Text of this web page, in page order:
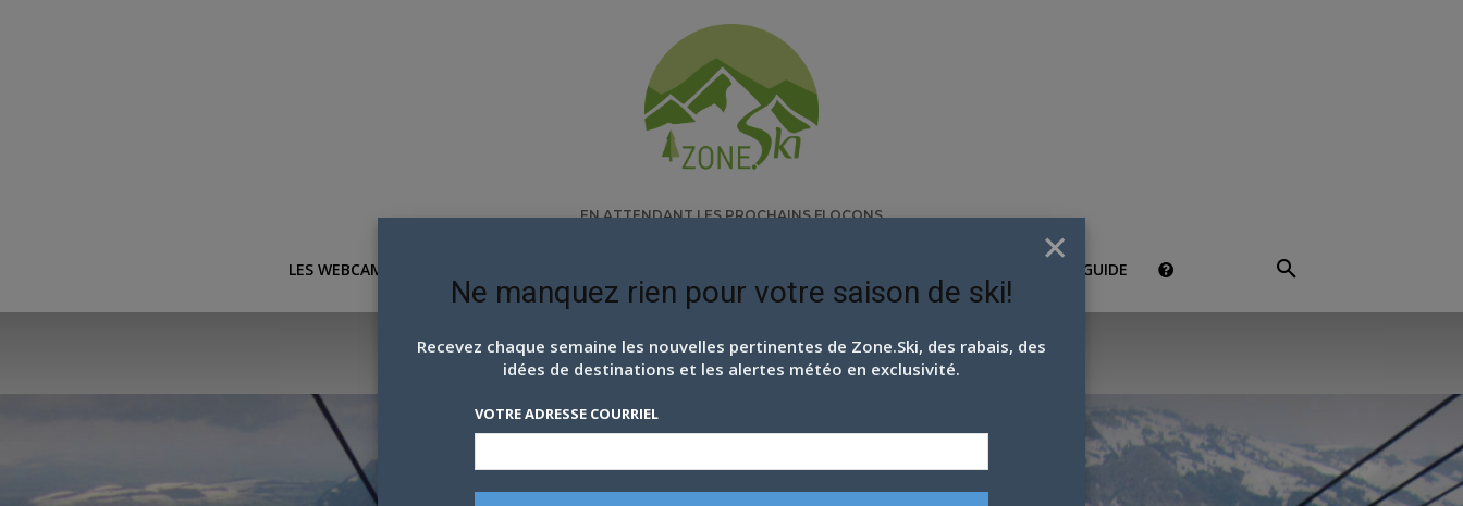
EN ATTENDANT LES PROCHAINS FLOCONS
LES WEBCAMS GUIDE
×
Ne manquez rien pour votre saison de ski!
Recevez chaque semaine les nouvelles pertinentes de Zone.Ski, des rabais, des
idées de destinations et les alertes météo en exclusivité.
VOTRE ADRESSE COURRIEL